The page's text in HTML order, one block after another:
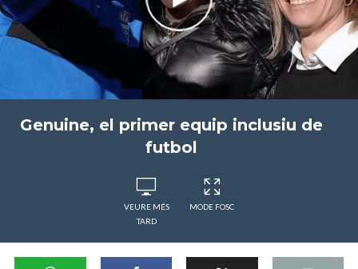
Genuine, el primer equip inclusiu de
futbol
VEURE MÉS
TARD
MODE FOSC